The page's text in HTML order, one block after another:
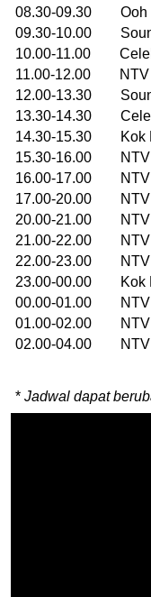
08.30-09.30 Ooh
09.30-10.00
10.00-11.00
11.00-12.00 NTV
12.00-13.30
13.30-14.30
14.30-15.30 Kok
15.30-16.00 NTV
16.00-17.00 NTV
17.00-20.00 NTV
20.00-21.00 NTV
21.00-22.00 NTV
22.00-23.00 NTV
23.00-00.00 Kok
00.00-01.00 NTV
01.00-02.00 NTV
02.00-04.00 NTV
* Jadwal dapat